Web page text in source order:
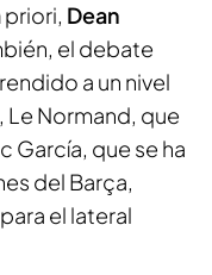
priori, Dean
el debate
a un nivel
Normand, que
García, que se ha
del Barça,
el lateral